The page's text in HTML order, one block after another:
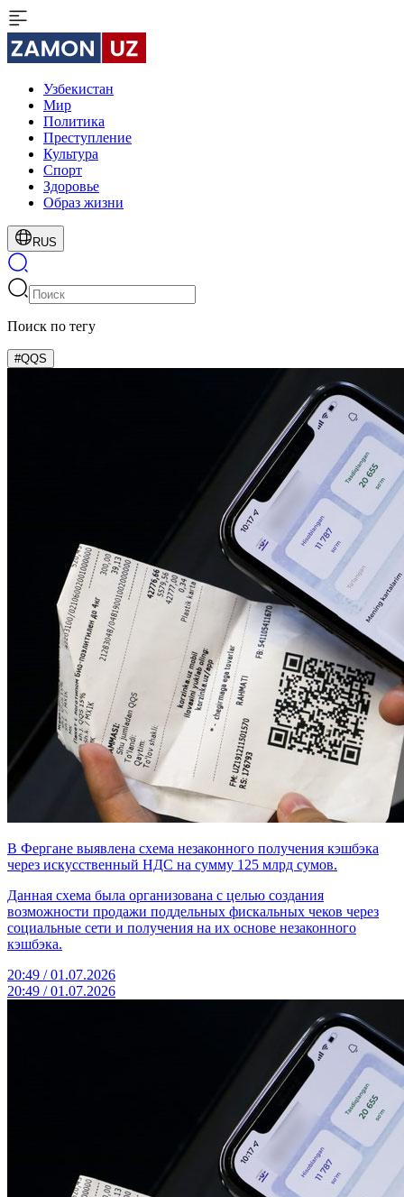
Узбекистан
Мир
Политика
Преступление
Культура
Спорт
Здоровье
Образ жизни
RUS
Поиск по тегу
#QQS
В Фергане выявлена схема незаконного получения кэшбэка
через искусственный НДС на сумму 125 млрд сумов.
Данная схема была организована с целью создания
возможности продажи поддельных фискальных чеков через
социальные сети и получения на их основе незаконного
кэшбэка.
20:49 / 01.07.2026
20:49 / 01.07.2026